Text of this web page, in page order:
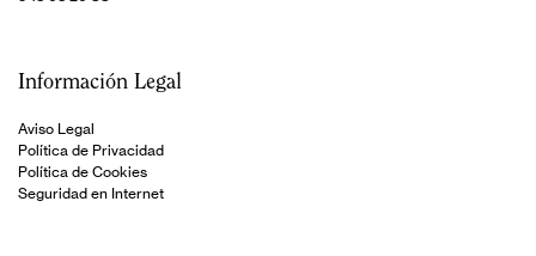
Información Legal
Aviso Legal
Política de Privacidad
Política de Cookies
Seguridad en Internet